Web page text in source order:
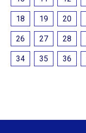
18 19 20
26 27 28
34 35 36